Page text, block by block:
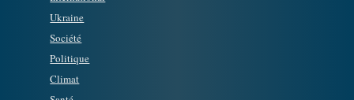
Ukraine
Société
Politique
Climat